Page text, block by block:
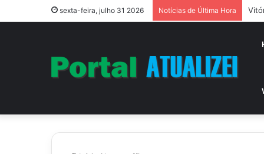
sexta-feira, julho 31 2026 Notícias de Última Hora